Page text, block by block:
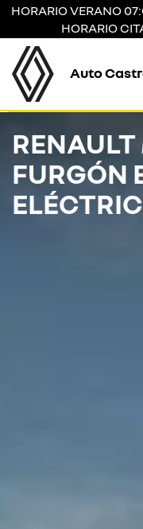
HORARIO VERANO
HORARIO
Auto
FURGÓN